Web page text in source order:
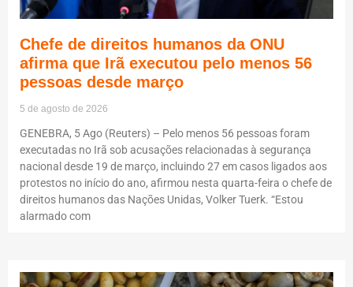
Chefe de direitos humanos da ONU
afirma que Irã executou pelo menos 56
pessoas desde março
5 de agosto de 2026
GENEBRA, 5 Ago (Reuters) – Pelo menos 56 pessoas foram
executadas no Irã sob acusações relacionadas à segurança
nacional desde 19 de março, incluindo 27 em casos ligados aos
protestos no início do ano, afirmou nesta quarta-feira o chefe de
direitos humanos das Nações Unidas, Volker Tuerk. “Estou
alarmado com